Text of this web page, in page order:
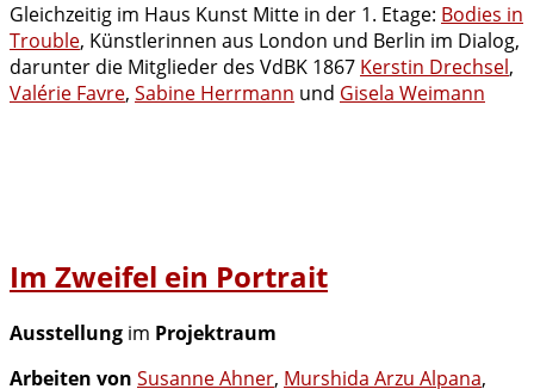
Gleichzeitig im Haus Kunst Mitte in der 1. Etage: Bodies in
Trouble, Künstlerinnen aus London und Berlin im Dialog,
darunter die Mitglieder des VdBK 1867 Kerstin Drechsel,
Valérie Favre, Sabine Herrmann und Gisela Weimann
Im Zweifel ein Portrait
Ausstellung im Projektraum
Arbeiten von Susanne Ahner, Murshida Arzu Alpana,